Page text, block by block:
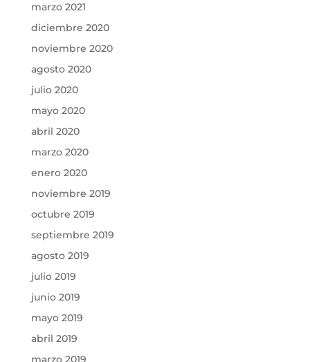
marzo 2021
diciembre 2020
noviembre 2020
agosto 2020
julio 2020
mayo 2020
abril 2020
marzo 2020
enero 2020
noviembre 2019
octubre 2019
septiembre 2019
agosto 2019
julio 2019
junio 2019
mayo 2019
abril 2019
marzo 2019